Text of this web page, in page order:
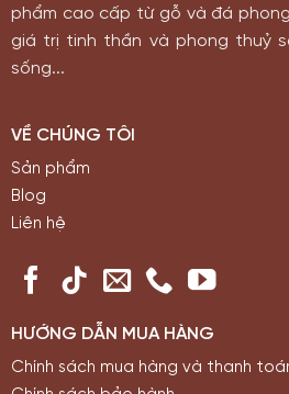
phẩm cao cấp từ gỗ và đá
giá trị tinh thần và phong thuỷ
sống...
VỀ CHÚNG TÔI
Sản phẩm
Blog
Liên hệ
HƯỚNG DẪN MUA HÀNG
Chính sách mua hàng và thanh